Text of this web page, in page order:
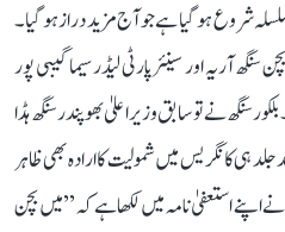
شروع ہو گیا ہے جو آج مزید دراز ہو گیا۔
آریہ اور سینئر پارٹی لیڈر سیما گیبی پور
سنگھ نے تو سابق وزیر اعلیٰ بھوپندر سنگھ ہڈا
ہی کانگریس میں شمولیت کا ارادہ بھی ظاہر
استعفیٰ نامہ میں لکھا ہے کہ ’’میں بچن